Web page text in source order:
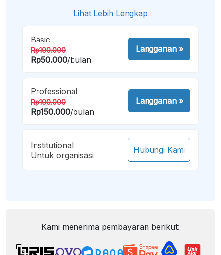
Lihat Lebih Lengkap
Basic
Rp100.000
Rp50.000/bulan
Langganan»
Professional
Rp100.000
Rp150.000/bulan
Langganan»
Institutional
Untuk organisasi
Hubungi Kami
Kami menerima pembayaran berikut: